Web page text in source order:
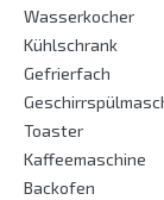
Wasserkocher
Kühlschrank
Gefrierfach
Toaster
Kaffeemaschine
Backofen